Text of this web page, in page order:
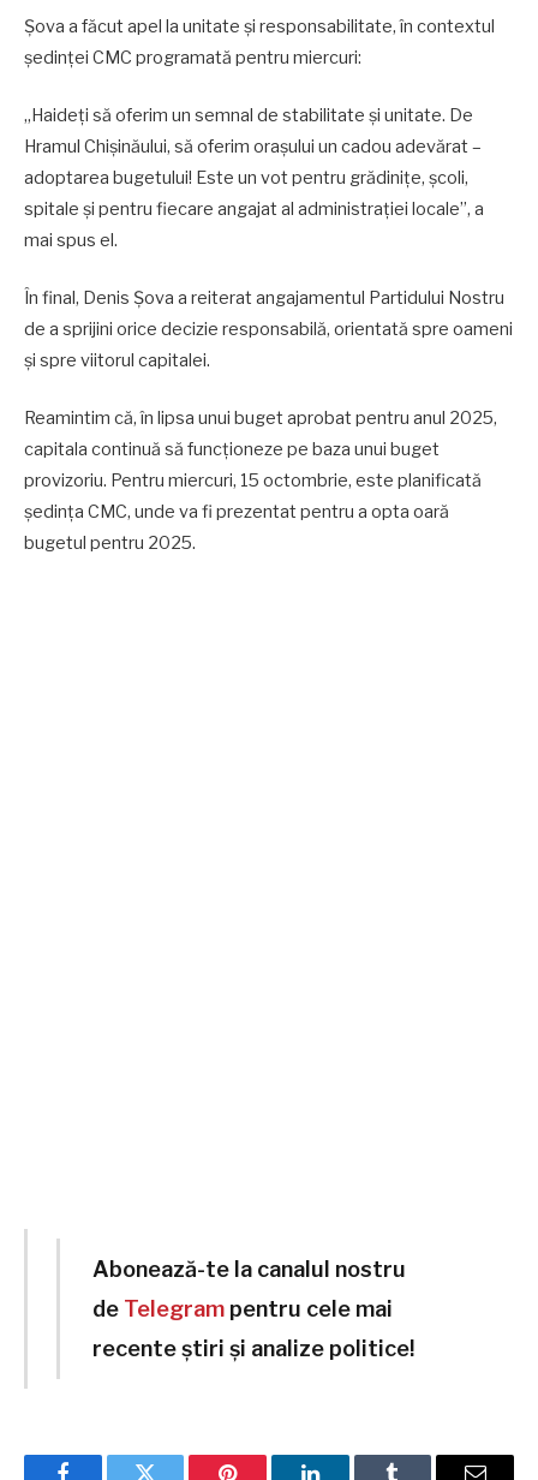
Șova a făcut apel la unitate și responsabilitate, în contextul
ședinței CMC programată pentru miercuri:
„Haideți să oferim un semnal de stabilitate și unitate. De
Hramul Chișinăului, să oferim orașului un cadou adevărat –
adoptarea bugetului! Este un vot pentru grădinițe, școli,
spitale și pentru fiecare angajat al administrației locale”, a
mai spus el.
În final, Denis Șova a reiterat angajamentul Partidului Nostru
de a sprijini orice decizie responsabilă, orientată spre oameni
și spre viitorul capitalei.
Reamintim că, în lipsa unui buget aprobat pentru anul 2025,
capitala continuă să funcționeze pe baza unui buget
provizoriu. Pentru miercuri, 15 octombrie, este planificată
ședința CMC, unde va fi prezentat pentru a opta oară
bugetul pentru 2025.
Abonează-te la canalul nostru
de Telegram pentru cele mai
recente știri și analize politice!